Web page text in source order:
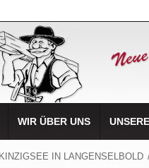
WIR ÜBER UNS
IN LANGENSELBOLD